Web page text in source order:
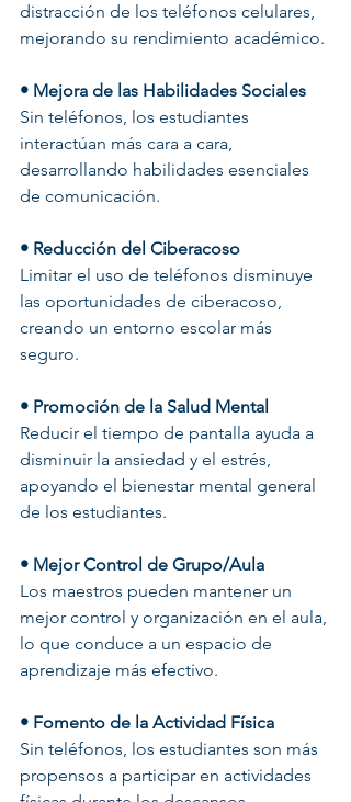
distracción de los teléfonos celulares,
mejorando su rendimiento académico.
• Mejora de las Habilidades Sociales
Sin teléfonos, los estudiantes
interactúan más cara a cara,
desarrollando habilidades esenciales
de comunicación.
• Reducción del Ciberacoso
Limitar el uso de teléfonos disminuye
las oportunidades de ciberacoso,
creando un entorno escolar más
seguro.
• Promoción de la Salud Mental
Reducir el tiempo de pantalla ayuda a
disminuir la ansiedad y el estrés,
apoyando el bienestar mental general
de los estudiantes.
• Mejor Control de Grupo/Aula
Los maestros pueden mantener un
mejor control y organización en el aula,
lo que conduce a un espacio de
aprendizaje más efectivo.
• Fomento de la Actividad Física
Sin teléfonos, los estudiantes son más
propensos a participar en actividades